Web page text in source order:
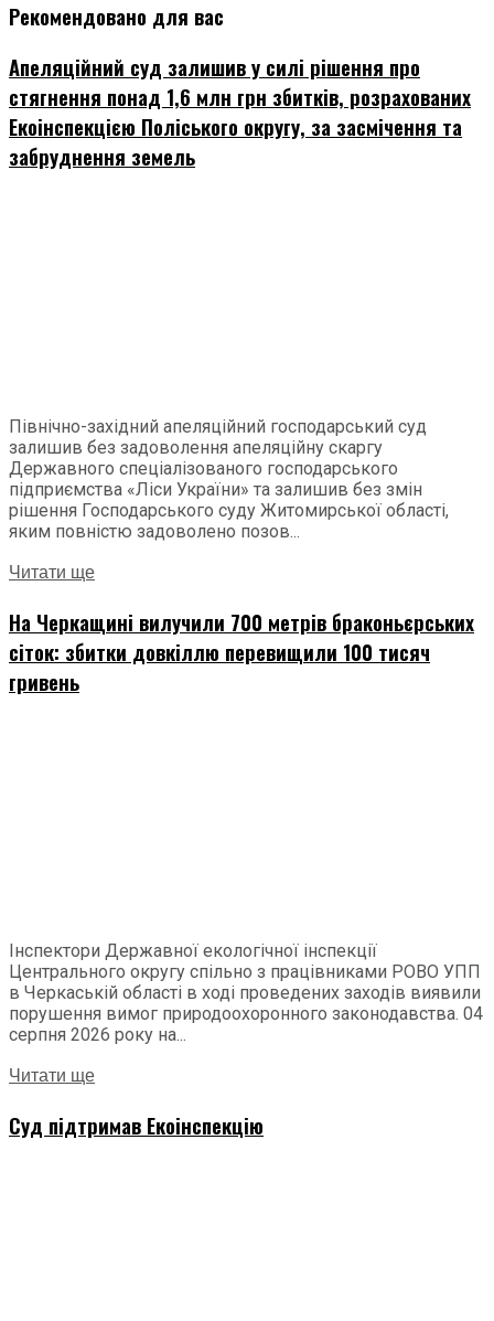
Рекомендовано для вас
Апеляційний суд залишив у силі рішення про
стягнення понад 1,6 млн грн збитків, розрахованих
Екоінспекцією Поліського округу, за засмічення та
забруднення земель
Північно-західний апеляційний господарський суд
залишив без задоволення апеляційну скаргу
Державного спеціалізованого господарського
підприємства «Ліси України» та залишив без змін
рішення Господарського суду Житомирської області,
яким повністю задоволено позов...
Читати ще
На Черкащині вилучили 700 метрів браконьєрських
сіток: збитки довкіллю перевищили 100 тисяч
гривень
Інспектори Державної екологічної інспекції
Центрального округу спільно з працівниками РОВО УПП
в Черкаській області в ході проведених заходів виявили
порушення вимог природоохоронного законодавства. 04
серпня 2026 року на...
Читати ще
Суд підтримав Екоінспекцію